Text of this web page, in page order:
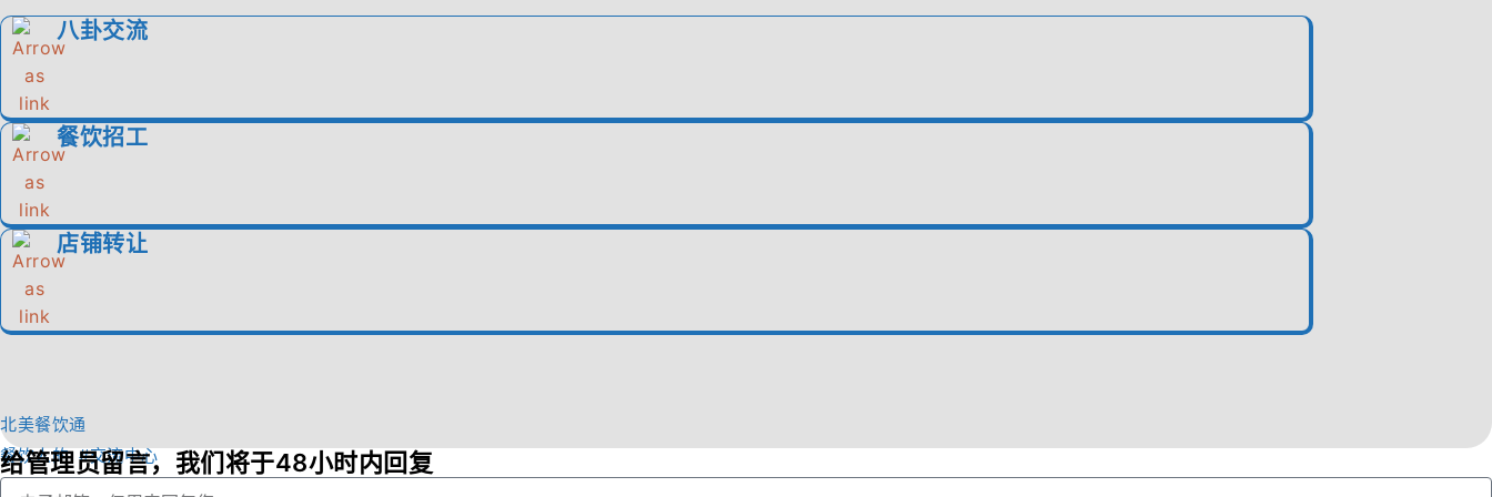
八卦交流
餐饮招工
店铺转让
北美餐饮通
餐饮人的 #交流中心
给管理员留言，我们将于48小时内回复